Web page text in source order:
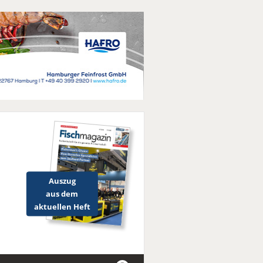
Auszug
aus dem
aktuellen Heft